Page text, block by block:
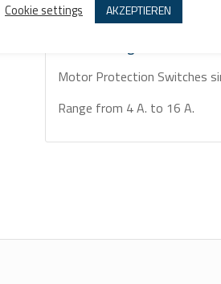
Beschreibung Zusätzliche
Motor Protection Switches
Range from 4 A. to 16 A.
Cookie settings
AKZEPTIEREN